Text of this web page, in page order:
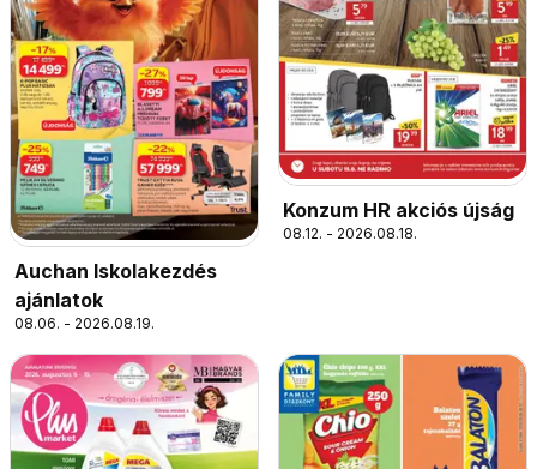
Auchan Iskolakezdés
ajánlatok
08.06. - 2026.08.19.
Konzum HR akciós újság
08.12. - 2026.08.18.